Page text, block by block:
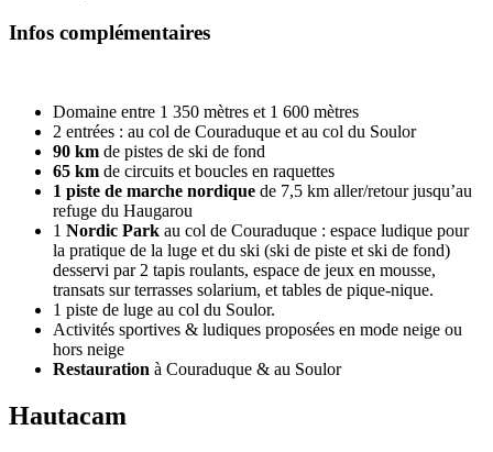
Infos complémentaires
Domaine entre 1 350 mètres et 1 600 mètres
2 entrées : au col de Couraduque et au col du Soulor
90 km de pistes de ski de fond
65 km de circuits et boucles en raquettes
1 piste de marche nordique de 7,5 km aller/retour jusqu’au
refuge du Haugarou
1 Nordic Park au col de Couraduque : espace ludique pour
la pratique de la luge et du ski (ski de piste et ski de fond)
desservi par 2 tapis roulants, espace de jeux en mousse,
transats sur terrasses solarium, et tables de pique-nique.
1 piste de luge au col du Soulor.
Activités sportives & ludiques proposées en mode neige ou
hors neige
Restauration à Couraduque & au Soulor
Hautacam